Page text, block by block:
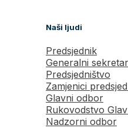
Naši ljudi
Predsjednik
Generalni sekretar
Predsjedništvo
Zamjenici
Glavni odbor
Rukovodstvo
Nadzorni odbor